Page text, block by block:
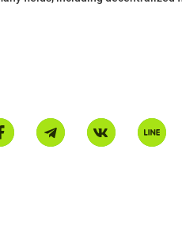
by many independent